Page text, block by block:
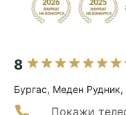
8
Бургас, Меден
Покажи